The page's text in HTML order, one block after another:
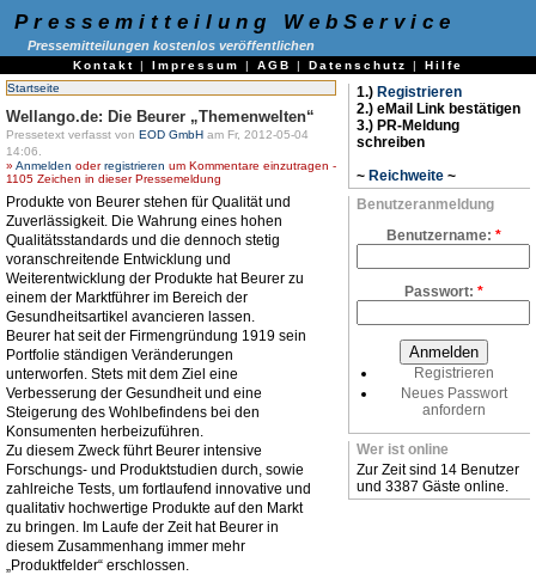
Pressemitteilung WebService
Pressemitteilungen kostenlos veröffentlichen
Kontakt | Impressum | AGB | Datenschutz | Hilfe
Startseite
Wellango.de: Die Beurer „Themenwelten“
Pressetext verfasst von EOD GmbH am Fr, 2012-05-04
14:06.
» Anmelden oderregistrieren um Kommentare einzutragen -
1105 Zeichen in dieser Pressemeldung
Produkte von Beurer stehen für Qualität und
Zuverlässigkeit. Die Wahrung eines hohen
Qualitätsstandards und die dennoch stetig
voranschreitende Entwicklung und
Weiterentwicklung der Produkte hat Beurer zu
einem der Marktführer im Bereich der
Gesundheitsartikel avancieren lassen.
Beurer hat seit der Firmengründung 1919 sein
Portfolie ständigen Veränderungen
unterworfen. Stets mit dem Ziel eine
Verbesserung der Gesundheit und eine
Steigerung des Wohlbefindens bei den
Konsumenten herbeizuführen.
Zu diesem Zweck führt Beurer intensive
Forschungs- und Produktstudien durch, sowie
zahlreiche Tests, um fortlaufend innovative und
qualitativ hochwertige Produkte auf den Markt
zu bringen. Im Laufe der Zeit hat Beurer in
diesem Zusammenhang immer mehr
„Produktfelder“ erschlossen.
1.) Registrieren
2.) eMail Link bestätigen
3.) PR-Meldung
schreiben
~ Reichweite ~
Benutzeranmeldung
Benutzername: *
Passwort: *
Registrieren
Neues Passwort
anfordern
Wer ist online
Zur Zeit sind 14 Benutzer
und 3387 Gäste online.